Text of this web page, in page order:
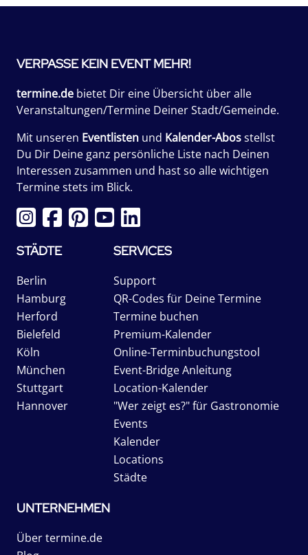
VERPASSE KEIN EVENT MEHR!
termine.de bietet Dir eine Übersicht über alle
Veranstaltungen/Termine Deiner Stadt/Gemeinde.
Mit unseren Eventlisten und Kalender-Abosstellst
Du Dir Deine ganz persönliche Liste nach Deinen
Interessen zusammen und hast so alle wichtigen
Termine stets im Blick.
STÄDTE
Berlin
Hamburg
Herford
Bielefeld
Köln
München
Stuttgart
Hannover
SERVICES
Support
QR-Codes für Deine Termine
Termine buchen
Premium-Kalender
Online-Terminbuchungstool
Event-Bridge Anleitung
Location-Kalender
"Wer zeigt es?" für Gastronomie
Events
Kalender
Locations
Städte
UNTERNEHMEN
Über termine.de